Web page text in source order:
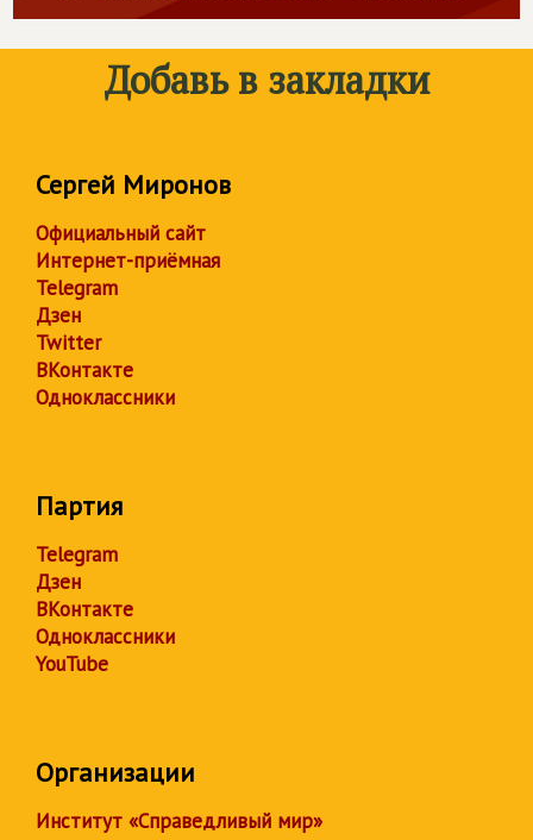
Добавь в закладки
Сергей Миронов
Официальный сайт
Интернет-приёмная
Telegram
Дзен
Twitter
ВКонтакте
Одноклассники
Партия
Telegram
Дзен
ВКонтакте
Одноклассники
YouTube
Организации
Институт «Справедливый мир»